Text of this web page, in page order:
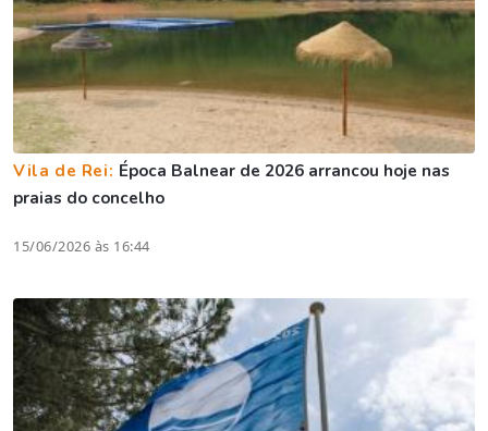
Vila de Rei: Época Balnear de 2026 arrancou hoje nas
praias do concelho
15/06/2026 às 16:44